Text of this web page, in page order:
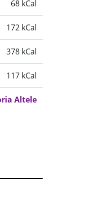
68 kCal
172 kCal
378 kCal
117 kCal
Altele